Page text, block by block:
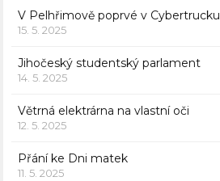
V Pelhřimově poprvé v Cybertrucku
15. 5. 2025
Jihočeský studentský parlament
14. 5. 2025
Větrná elektrárna na vlastní oči
12. 5. 2025
Přání ke Dni matek
11. 5. 2025